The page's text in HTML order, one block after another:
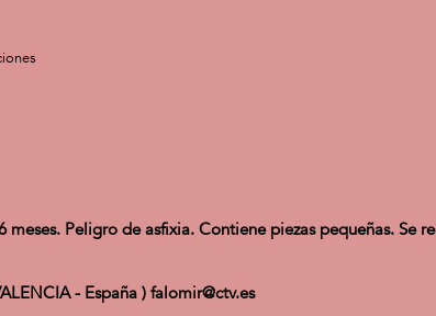
Peligro de asfixia. Contiene piezas pequeñas. Se
- España ) falomir@ctv.es